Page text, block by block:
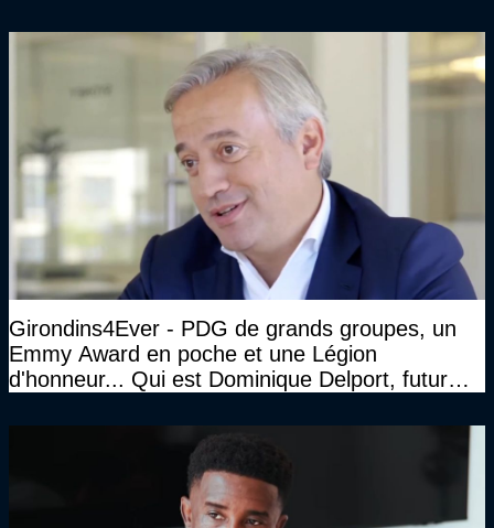
Girondins4Ever - PDG de grands groupes, un
Emmy Award en poche et une Légion
d'honneur... Qui est Dominique Delport, futur